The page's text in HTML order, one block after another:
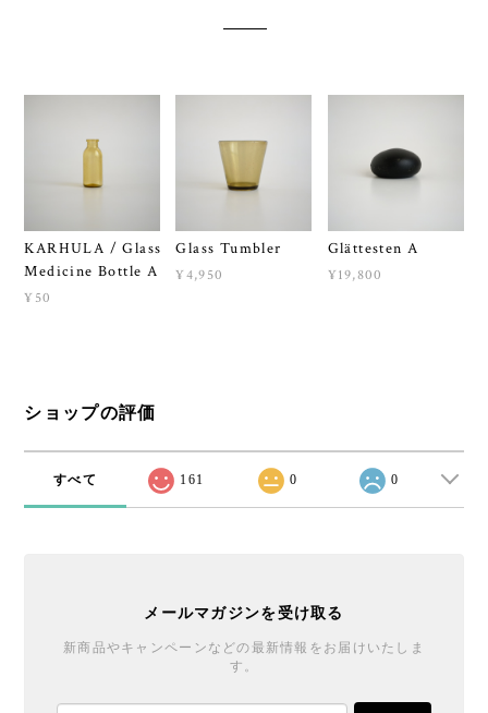
KARHULA / Glass
Medicine Bottle A
¥50
Glass Tumbler
¥4,950
Glättesten A
¥19,800
ショップの評価
すべて 161 0 0
メールマガジンを受け取る
新商品やキャンペーンなどの最新情報をお届けいたしま
す。